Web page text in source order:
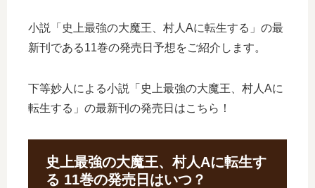
小説「史上最強の大魔王、村人Aに転生する」の最
新刊である11巻の発売日予想をご紹介します。
下等妙人による小説「史上最強の大魔王、村人Aに
転生する」の最新刊の発売日はこちら！
史上最強の大魔王、村人Aに転生す
る 11巻の発売日はいつ？